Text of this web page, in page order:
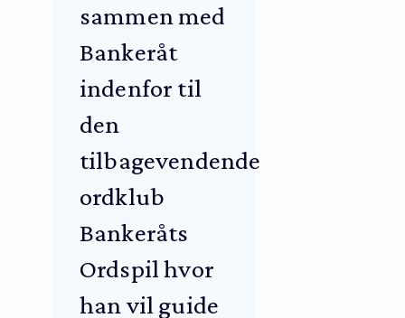
sammen med
Bankeråt
indenfor til
den
tilbagevendende
ordklub
Bankeråts
Ordspil hvor
han vil guide